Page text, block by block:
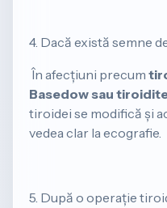
4. Dacă există semne
​ În afecțiuni precum
Basedow sau
tiroidei se modifică și
vedea clar la ecografie.
5. După o operație